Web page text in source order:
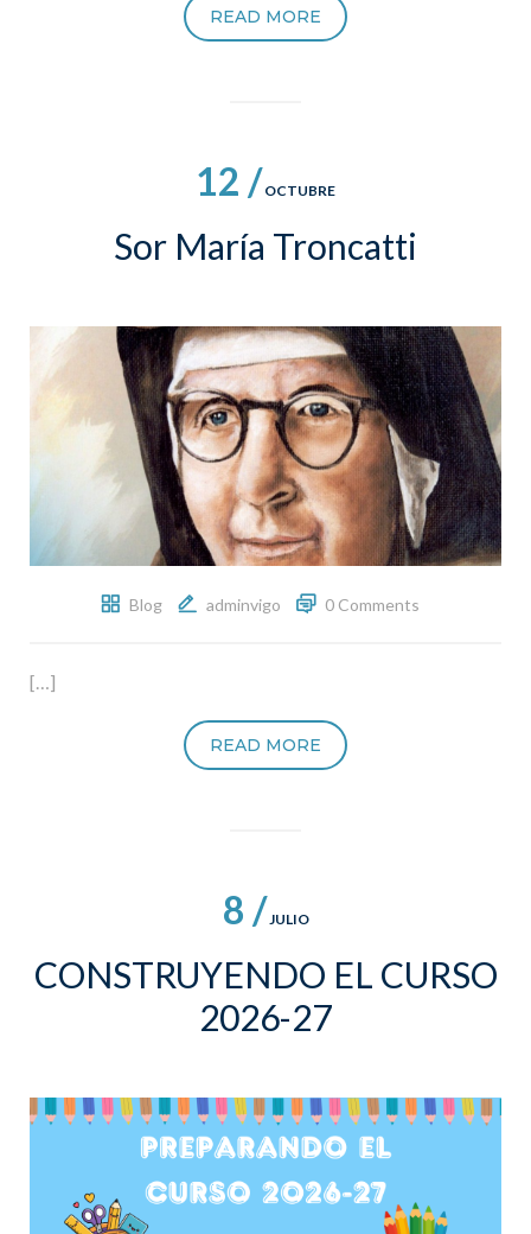
READ MORE
12 / OCTUBRE
Sor María Troncatti
Blog adminvigo 0 Comments
[…]
READ MORE
8 /JULIO
CONSTRUYENDO EL CURSO
2026-27